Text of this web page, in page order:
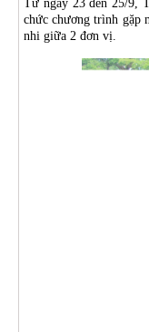
Từ ngày 23 đến 25/9,
chức chương trình gặp
nhi giữa 2 đơn vị.